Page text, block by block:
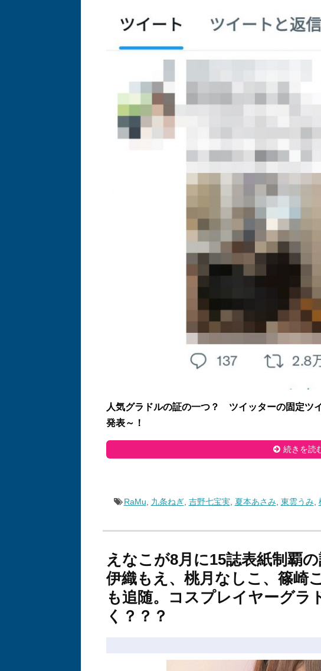
人気グラドルの証の一つ？ ツイッターの固定ツ
発表～！
続きを読
RaMu 九条ねぎ, 吉野七宝実, 夏本あさみ 東雲うみ
えなこが8月に15誌表紙制覇
伊織もえ、桃月なしこ、篠崎
も追随。コスプレイヤーグラ
く？？？